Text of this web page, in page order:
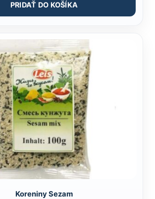
PRIDAŤ DO KOŠÍKA
Koreniny Sezam